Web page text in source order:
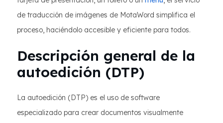
de traducción de imágenes de MotaWord simplifica el
proceso, haciéndolo accesible y eficiente para todos.
Descripción general de la
autoedición (DTP)
La autoedición (DTP) es el uso de software
especializado para crear documentos visualmente